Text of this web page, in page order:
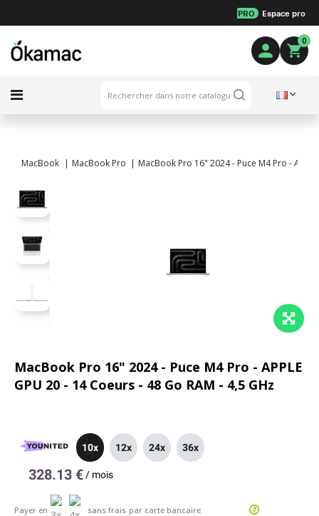
PRO Espace pro
0
MacBook MacBook Pro MacBook Pro 16" 2024 - Puce M4 Pro -
MacBook Pro 16" 2024 - Puce M4 Pro - APPLE
GPU 20 - 14 Coeurs - 48 Go RAM - 4,5 GHz
10x 12x 24x 36x
328.13 € / mois
Payer en sans frais par carte bancaire